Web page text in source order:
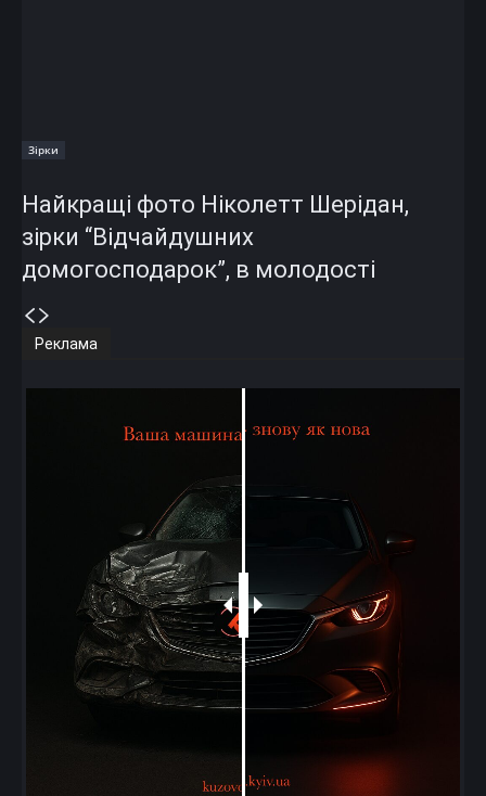
Зірки
Найкращі фото Ніколетт Шерідан,
зірки “Відчайдушних
домогосподарок”, в молодості
Реклама